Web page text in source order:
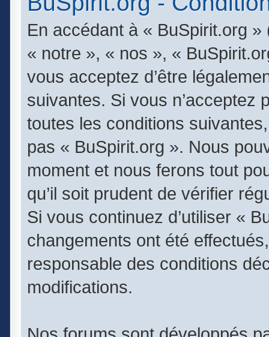
En accédant à « BuSpirit.org
« notre », « nos », «
vous acceptez d’être
suivantes. Si vous n’acceptez
toutes les conditions
pas « BuSpirit.org ». Nous
moment et nous ferons tout
qu’il soit prudent de vérifier
Si vous continuez d’utiliser «
changements ont été
responsable des conditions
modifications.